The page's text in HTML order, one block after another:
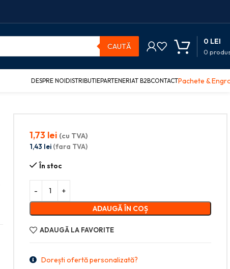
CAUTĂ
0
0 LEI
DESPRE NOIDISTRIBUTIEPARTENERIAT B2BCONTACTPachete &
1,73 lei (cu TVA)
1,43 lei (fara TVA)
În stoc
ADAUGĂ ÎN COȘ
ADAUGĂ LA FAVORITE
Dorești ofertă personalizată?